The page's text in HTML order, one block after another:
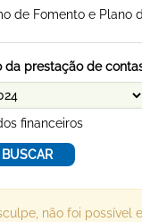
de Fomento e Plano
da prestação de
financeiros
não foi possível